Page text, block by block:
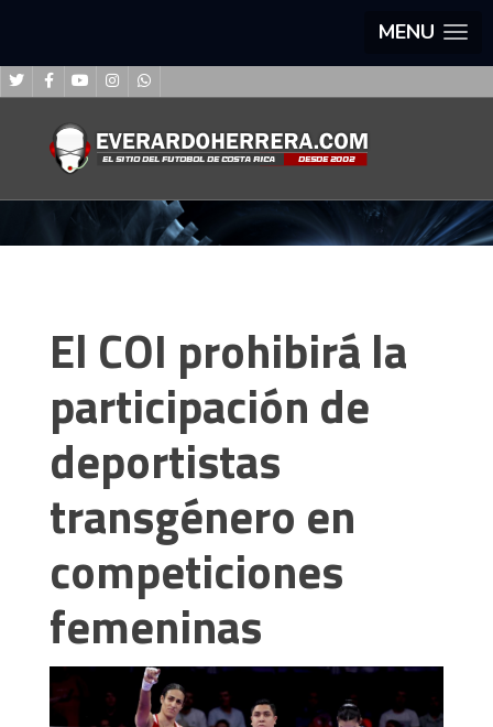
MENU
El COI prohibirá la
participación de
deportistas
transgénero en
competiciones
femeninas